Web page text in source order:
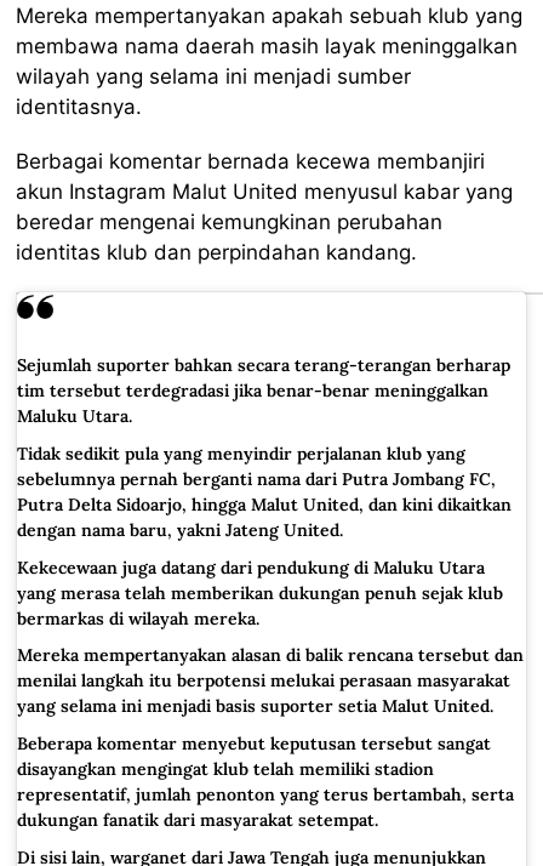
Mereka mempertanyakan apakah sebuah klub yang
membawa nama daerah masih layak meninggalkan
wilayah yang selama ini menjadi sumber
identitasnya.
Berbagai komentar bernada kecewa membanjiri
akun Instagram Malut United menyusul kabar yang
beredar mengenai kemungkinan perubahan
identitas klub dan perpindahan kandang.
Sejumlah suporter bahkan secara terang-terangan berharap
tim tersebut terdegradasi jika benar-benar meninggalkan
Maluku Utara.
Tidak sedikit pula yang menyindir perjalanan klub yang
sebelumnya pernah berganti nama dari Putra Jombang FC,
Putra Delta Sidoarjo, hingga Malut United, dan kini dikaitkan
dengan nama baru, yakni Jateng United.
Kekecewaan juga datang dari pendukung di Maluku Utara
yang merasa telah memberikan dukungan penuh sejak klub
bermarkas di wilayah mereka.
Mereka mempertanyakan alasan di balik rencana tersebut dan
menilai langkah itu berpotensi melukai perasaan masyarakat
yang selama ini menjadi basis suporter setia Malut United.
Beberapa komentar menyebut keputusan tersebut sangat
disayangkan mengingat klub telah memiliki stadion
representatif, jumlah penonton yang terus bertambah, serta
dukungan fanatik dari masyarakat setempat.
Di sisi lain, warganet dari Jawa Tengah juga menunjukkan